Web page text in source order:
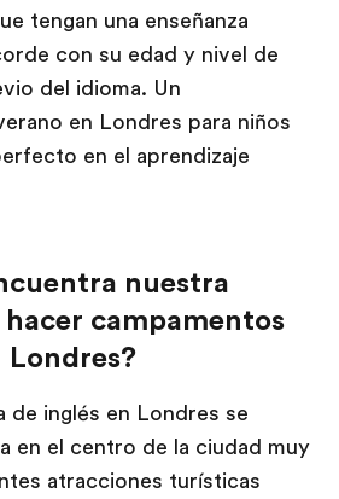
tengan una enseñanza
con su edad y nivel de
del idioma. Un
en Londres para niños
en el aprendizaje
nuestra
campamentos
Londres?
de inglés en Londres se
en el centro de la ciudad muy
atracciones turísticas